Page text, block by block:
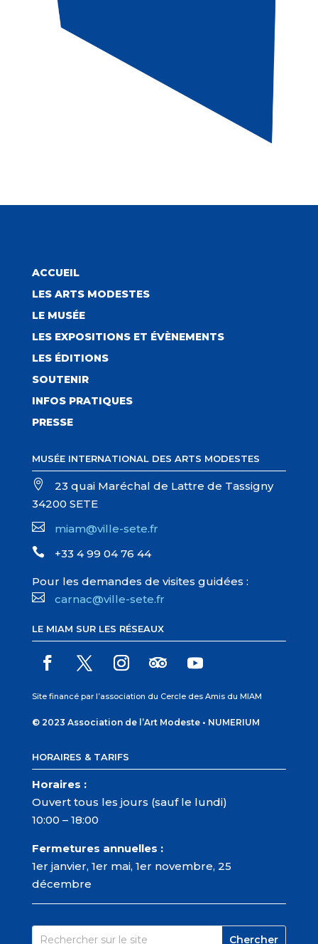
ACCUEIL
LES ARTS MODESTES
LE MUSÉE
LES EXPOSITIONS ET ÉVÈNEMENTS
LES ÉDITIONS
SOUTENIR
INFOS PRATIQUES
PRESSE
MUSÉE INTERNATIONAL DES ARTS MODESTES

23 quai Maréchal de Lattre de Tassigny
34200 SETE
 miam@ville-sete.fr
 +33 4 99 04 76 44
Pour les demandes de visites guidées :
 carnac@ville-sete.fr
LE MIAM SUR LES RÉSEAUX
Site financé par l’association du Cercle des Amis du MIAM
© 2023 Association de l’Art Modeste • NUMERIUM
HORAIRES & TARIFS
Horaires :
Ouvert tous les jours (sauf le lundi)
10:00 – 18:00
Fermetures annuelles :
1er janvier, 1er mai, 1er novembre, 25
décembre